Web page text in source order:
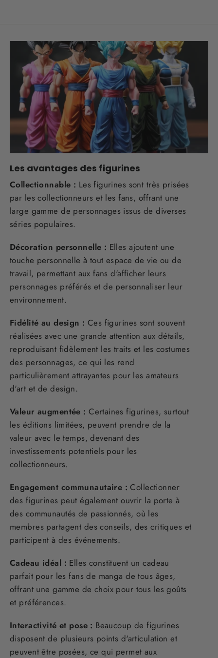
Les avantages des figurines
Collectionnable : Les figurines sont très prisées
par les collectionneurs et les fans, offrant une
large gamme de personnages issus de diverses
séries populaires.
Décoration personnelle : Elles ajoutent une
touche personnelle à tout espace de vie ou de
travail, permettant aux fans d'afficher leurs
personnages préférés et de personnaliser leur
environnement.
Fidélité au design : Ces figurines sont souvent
réalisées avec une grande attention aux détails,
reproduisant fidèlement les traits et les costumes
des personnages, ce qui les rend
particulièrement attrayantes pour les amateurs
d'art et de design.
Valeur augmentée : Certaines figurines, surtout
les éditions limitées, peuvent prendre de la
valeur avec le temps, devenant des
investissements potentiels pour les
collectionneurs.
Engagement communautaire : Collectionner
des figurines peut également ouvrir la porte à
des communautés de passionnés, où les
membres partagent des conseils, des critiques et
participent à des événements.
Cadeau idéal : Elles constituent un cadeau
parfait pour les fans de manga de tous âges,
offrant une gamme de choix pour tous les goûts
et préférences.
Interactivité et pose : Beaucoup de figurines
disposent de plusieurs points d'articulation et
peuvent être posées, ce qui permet aux